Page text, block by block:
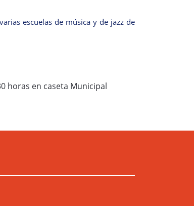
escuelas de música y de jazz de
horas en caseta Municipal